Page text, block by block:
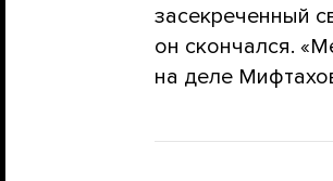
засекреченный
он скончался.
на деле